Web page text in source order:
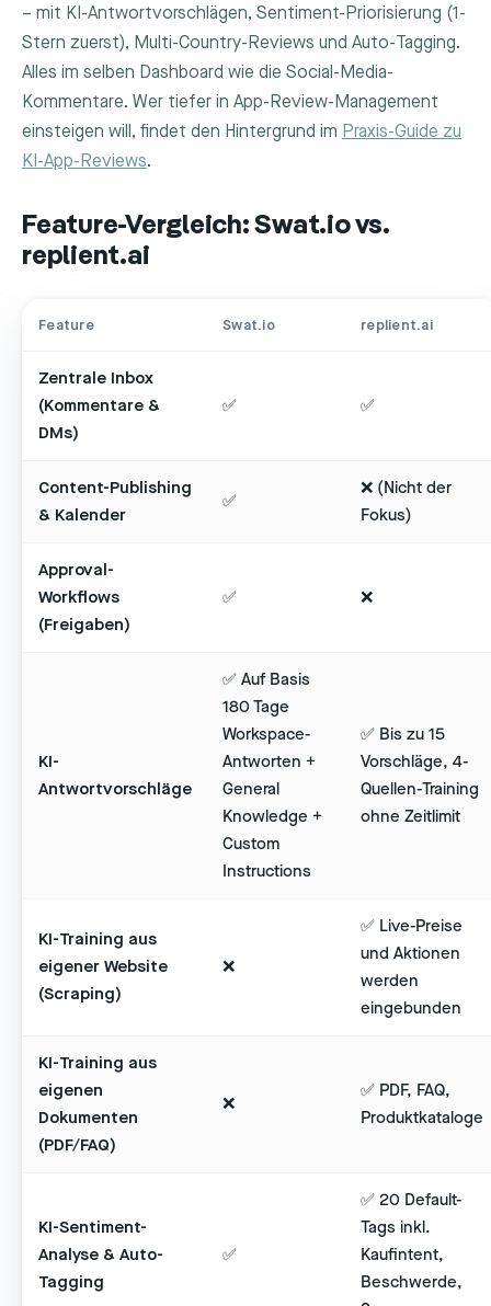
– mit KI-Antwortvorschlägen, Sentiment-Priorisierung (1-
Stern zuerst), Multi-Country-Reviews und Auto-Tagging.
Alles im selben Dashboard wie die Social-Media-
Kommentare. Wer tiefer in App-Review-Management
einsteigen will, findet den Hintergrund im Praxis-Guide zu
KI-App-Reviews.
Feature-Vergleich: Swat.io vs.
replient.ai
Feature Swat.io replient.ai
Zentrale Inbox
(Kommentare &
DMs)
✅ ✅
Content-Publishing
& Kalender
✅
❌ (Nicht der
Fokus)
Approval-
Workflows
(Freigaben)
✅ ❌
KI-
Antwortvorschläge
✅ Auf Basis
180 Tage
Workspace-
Antworten +
General
Knowledge +
Custom
Instructions
✅ Bis zu 15
Vorschläge, 4-
Quellen-Training
ohne Zeitlimit
KI-Training aus
eigener Website
(Scraping)
❌
✅ Live-Preise
und Aktionen
werden
eingebunden
KI-Training aus
eigenen
Dokumenten
(PDF/FAQ)
❌
✅ PDF, FAQ,
Produktkataloge
KI-Sentiment-
Analyse & Auto-
Tagging
✅
✅ 20 Default-
Tags inkl.
Kaufintent,
Beschwerde,